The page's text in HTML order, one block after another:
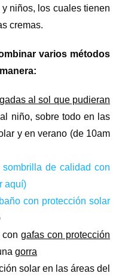
niños, los cuales tienen
cremas.
varios métodos
al sol que pudieran
al niño, sobre todo en las
y en verano (de 10am
sombrilla de calidad con
aquí)
con protección solar
gafas con protección
gorra
solar en las áreas del